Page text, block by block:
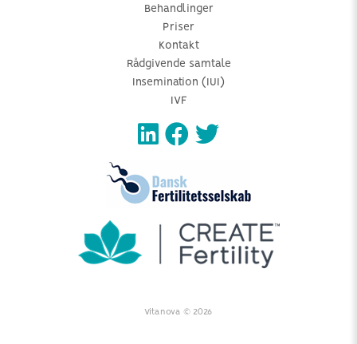
Behandlinger
Priser
Kontakt
Rådgivende samtale
Insemination (IUI)
IVF
Vitanova © 2026